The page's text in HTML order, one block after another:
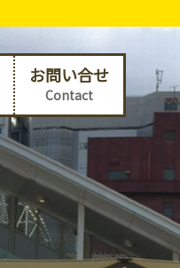
お問い合せ
Contact